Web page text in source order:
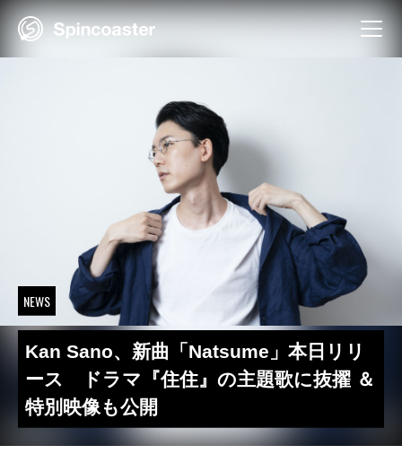
Skip
NEWS
Kan Sano、新曲「Natsume」本日リリ
ース ドラマ『住住』の主題歌に抜擢 ＆
特別映像も公開